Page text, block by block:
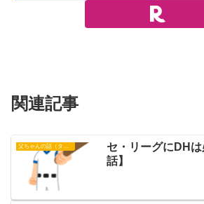
関連記事
父ちゃんの話（タイガース）
セ・リーグにDH
話】